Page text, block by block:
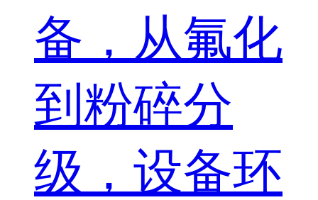
备，从氟化
到粉碎分
级，设备环